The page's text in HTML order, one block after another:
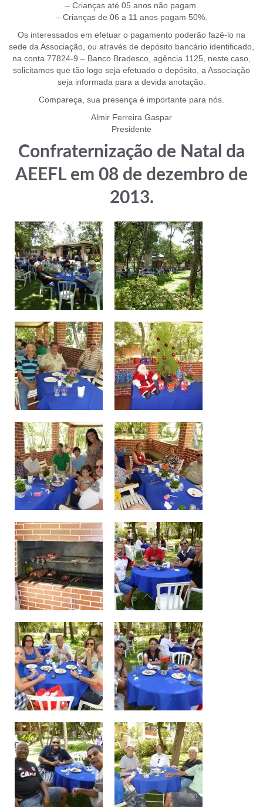
– Crianças até 05 anos não pagam.
– Crianças de 06 a 11 anos pagam 50%.
Os interessados em efetuar o pagamento poderão fazê-lo na
sede da Associação, ou através de depósito bancário identificado,
na conta 77824-9 – Banco Bradesco, agência 1125, neste caso,
solicitamos que tão logo seja efetuado o depósito, a Associação
seja informada para a devida anotação.
Compareça, sua presença é importante para nós.
Almir Ferreira Gaspar
Presidente
Confraternização de Natal da
AEEFL em 08 de dezembro de
2013.